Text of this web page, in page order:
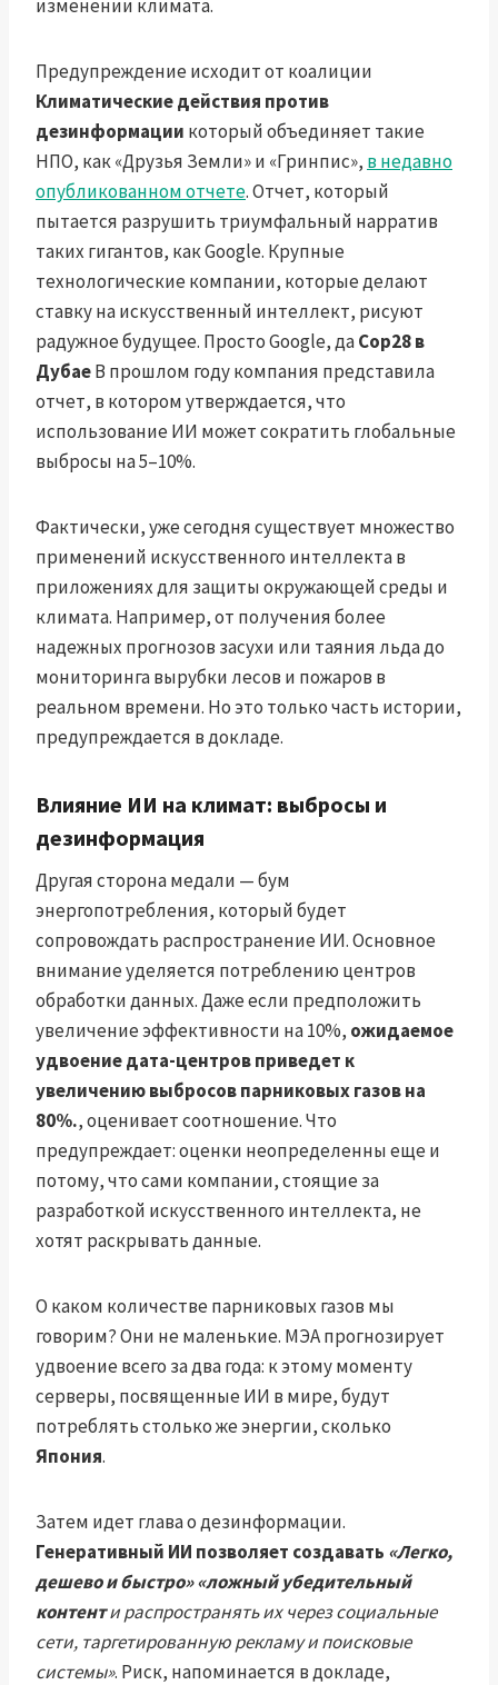
изменении климата.
Предупреждение исходит от коалиции
Климатические действия против
дезинформации который объединяет такие
НПО, как «Друзья Земли» и «Гринпис», в недавно
опубликованном отчете. Отчет, который
пытается разрушить триумфальный нарратив
таких гигантов, как Google. Крупные
технологические компании, которые делают
ставку на искусственный интеллект, рисуют
радужное будущее. Просто Google, даCop28 в
ДубаеВ прошлом году компания представила
отчет, в котором утверждается, что
использование ИИ может сократить глобальные
выбросы на 5–10%.
Фактически, уже сегодня существует множество
применений искусственного интеллекта в
приложениях для защиты окружающей среды и
климата. Например, от получения более
надежных прогнозов засухи или таяния льда до
мониторинга вырубки лесов и пожаров в
реальном времени. Но это только часть истории,
предупреждается в докладе.
Влияние ИИ на климат: выбросы и
дезинформация
Другая сторона медали — бум
энергопотребления, который будет
сопровождать распространение ИИ. Основное
внимание уделяется потреблению центров
обработки данных. Даже если предположить
увеличение эффективности на 10%, ожидаемое
удвоение дата-центров приведет к
увеличению выбросов парниковых газов на
80%., оценивает соотношение. Что
предупреждает: оценки неопределенны еще и
потому, что сами компании, стоящие за
разработкой искусственного интеллекта, не
хотят раскрывать данные.
О каком количестве парниковых газов мы
говорим? Они не маленькие. МЭА прогнозирует
удвоение всего за два года: к этому моменту
серверы, посвященные ИИ в мире, будут
потреблять столько же энергии, сколько
Япония.
Затем идет глава о дезинформации.
Генеративный ИИ позволяет создавать «Легко,
дешево и быстро»«ложный убедительный
контенти распространять их через социальные
сети, таргетированную рекламу и поисковые
системы». Риск, напоминается в докладе,